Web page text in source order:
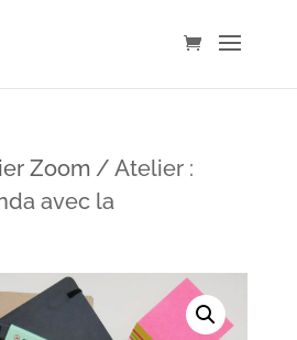
Zoom/ Atelier :
avec la